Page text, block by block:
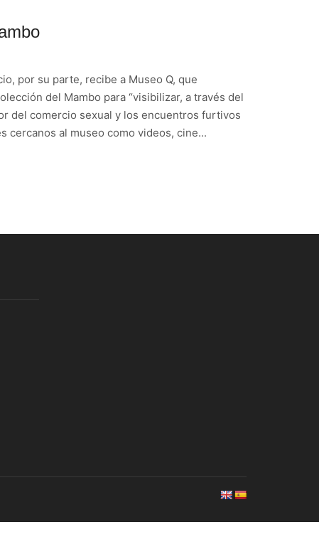
por su parte, recibe a Museo Q, que
del Mambo para “visibilizar, a través del
del comercio sexual y los encuentros furtivos
cercanos al museo como videos, cine...